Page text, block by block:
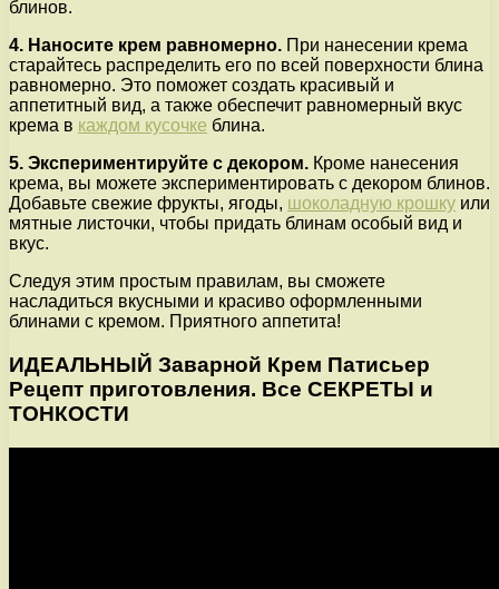
блинов.
4. Наносите крем равномерно. При нанесении крема
старайтесь распределить его по всей поверхности блина
равномерно. Это поможет создать красивый и
аппетитный вид, а также обеспечит равномерный вкус
крема в каждом кусочке блина.
5. Экспериментируйте с декором. Кроме нанесения
крема, вы можете экспериментировать с декором блинов.
Добавьте свежие фрукты, ягоды, шоколадную крошку или
мятные листочки, чтобы придать блинам особый вид и
вкус.
Следуя этим простым правилам, вы сможете
насладиться вкусными и красиво оформленными
блинами с кремом. Приятного аппетита!
ИДЕАЛЬНЫЙ Заварной Крем Патисьер
Рецепт приготовления. Все СЕКРЕТЫ и
ТОНКОСТИ